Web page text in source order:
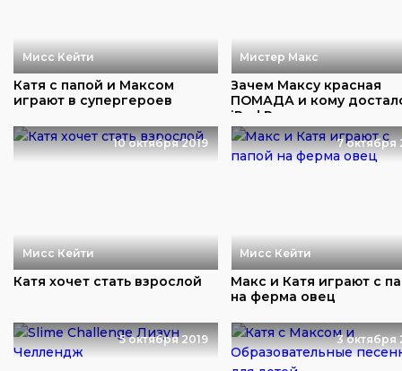
Мисс Кейти
Катя с папой и Максом
играют в супергероев
Мистер Макс
Зачем Максу красная
ПОМАДА и кому
iPad Pro
10 октября 2019
Мисс Кейти
Катя хочет стать взрослой
7 октября
Мисс Кейти
Макс и Катя играют с
на ферма овец
5 октября 2019 3 октября